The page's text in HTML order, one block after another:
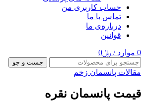
حساب کاربری من
تماس با ما
درباره‌ی ما
قوانین
0 موارد / ﷼0
جست و جو
مقالات پانسمان زخم
قیمت پانسمان نقره